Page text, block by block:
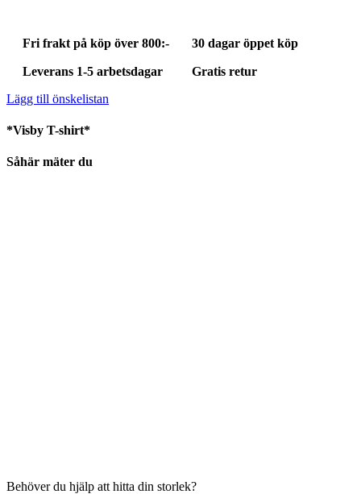
mängd
Fri frakt på köp över 800:- 30 dagar öppet köp
Leverans 1-5 arbetsdagar
Gratis retur
Lägg till önskelistan
*Visby T-shirt*
Såhär mäter du
Behöver du hjälp att hitta din storlek?